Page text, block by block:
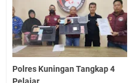
Polres Kuningan Tangkap 4